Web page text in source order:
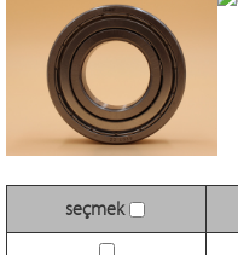
seçmek